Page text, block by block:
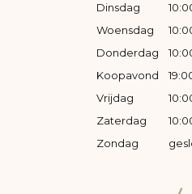
Dinsdag
Woensdag
Donderdag
Koopavond
Vrijdag
Zaterdag
Zondag